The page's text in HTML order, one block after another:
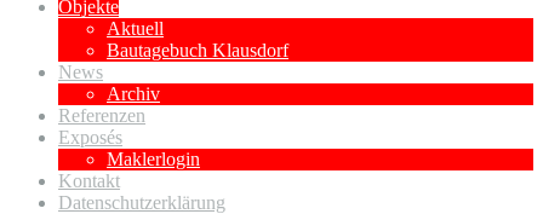
Objekte
Aktuell
Bautagebuch Klausdorf
News
Archiv
Referenzen
Exposés
Maklerlogin
Kontakt
Datenschutzerklärung